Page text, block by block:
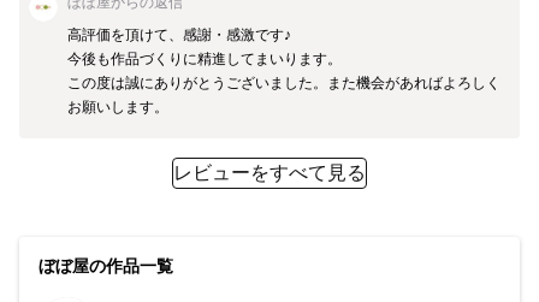
高評価を頂けて、感謝・感激です♪
今後も作品づくりに精進してまいります。
この度は誠にありがとうございました。また機会があればよろしく
お願いします。
レビューをすべて見る
ぼぼ屋の作品一覧